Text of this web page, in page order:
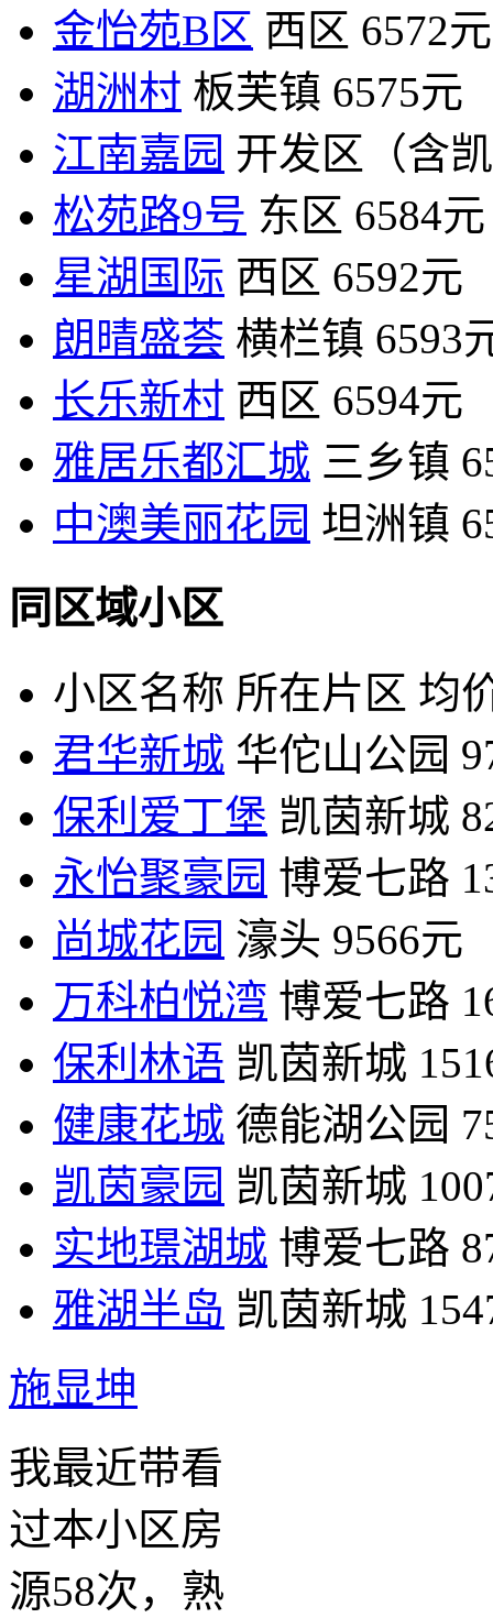
金怡苑B区 西区 6572元
湖洲村 板芙镇 6575元
江南嘉园 开发区（含
松苑路9号 东区 6584元
星湖国际 西区 6592元
朗晴盛荟 横栏镇 6593
长乐新村 西区 6594元
雅居乐都汇城 三乡镇
中澳美丽花园 坦洲镇
同区域小区
小区名称 所在片区 均
君华新城 华佗山公园
保利爱丁堡 凯茵新城
永怡聚豪园 博爱七路
尚城花园 濠头 9566元
万科柏悦湾 博爱七路
保利林语 凯茵新城
健康花城 德能湖公园
凯茵豪园 凯茵新城
实地璟湖城 博爱七路
雅湖半岛 凯茵新城
施显坤
我最近带看
过本小区房
源58次，熟